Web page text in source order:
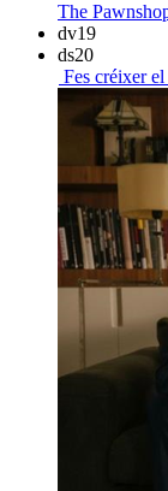
The
dv19
ds20
Fes créixer